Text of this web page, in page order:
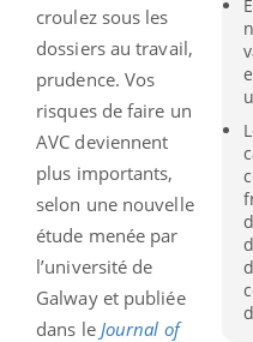
croulez sous les
dossiers au travail,
prudence. Vos
risques de faire un
AVC deviennent
plus importants,
selon une nouvelle
étude menée par
l’université de
Galway et publiée
dans le Journal of